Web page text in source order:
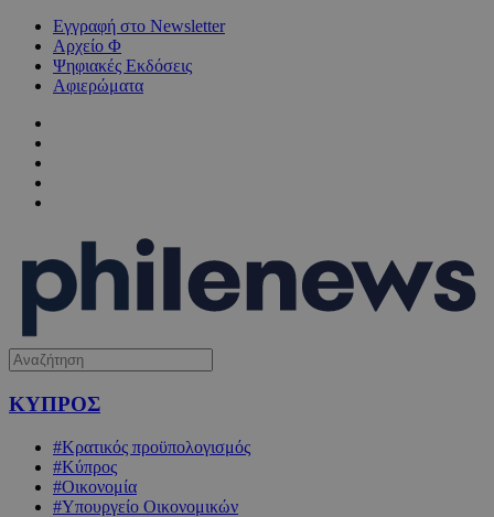
Εγγραφή στο Newsletter
Αρχείο Φ
Ψηφιακές Εκδόσεις
Αφιερώματα
ΚΥΠΡΟΣ
#Κρατικός προϋπολογισμός
#Κύπρος
#Οικονομία
#Υπουργείο Οικονομικών